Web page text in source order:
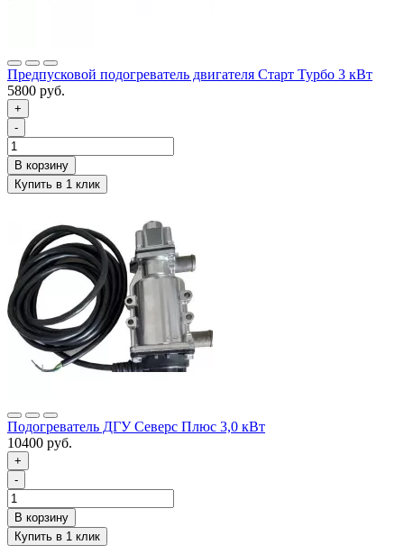
Предпусковой подогреватель двигателя Старт Турбо 3 кВт
5800 руб.
+
-
Подогреватель ДГУ Северс Плюс 3,0 кВт
10400 руб.
+
-